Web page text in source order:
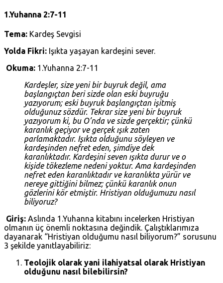
1.Yuhanna 2:7-11
Tema: Kardeş Sevgisi
Yolda Fikri: Işıkta yaşayan kardeşini sever.
Okuma: 1.Yuhanna 2:7-11
Kardeşler, size yeni bir buyruk değil, ama
başlangıçtan beri sizde olan eski buyruğu
yazıyorum; eski buyruk başlangıçtan işitmiş
olduğunuz sözdür. Tekrar size yeni bir buyruk
yazıyorum ki, bu O’nda ve sizde gerçektir; çünkü
karanlık geçiyor ve gerçek ışık zaten
parlamaktadır. Işıkta olduğunu söyleyen ve
kardeşinden nefret eden, şimdiye dek
karanlıktadır. Kardeşini seven ışıkta durur ve o
kişide tökezleme nedeni yoktur. Ama kardeşinden
nefret eden karanlıktadır ve karanlıkta yürür ve
nereye gittiğini bilmez; çünkü karanlık onun
gözlerini kör etmiştir. Hristiyan olduğumuzu nasıl
biliyoruz?
Giriş: Aslında 1.Yuhanna kitabını incelerken Hristiyan
olmanın üç önemli noktasına değindik. Çalıştıklarımıza
dayanarak “Hristiyan olduğumu nasıl biliyorum?” sorusunu
3 şekilde yanıtlayabiliriz:
Teolojik olarak yani ilahiyatsal olarak Hristiyan
olduğunu nasıl bilebilirsin?